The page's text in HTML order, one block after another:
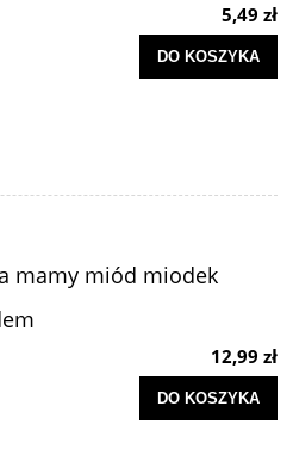
5,49 zł
DO KOSZYKA
mamy miód miodek
12,99 zł
DO KOSZYKA